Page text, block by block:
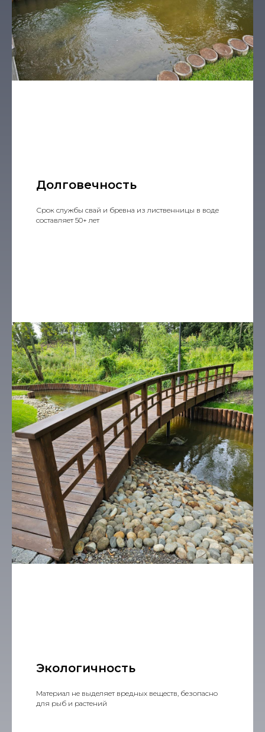
Долговечность
Срок службы свай и бревна из лиственницы в воде
составляет 50+ лет
Экологичность
Материал не выделяет вредных веществ, безопасно
для рыб и растений